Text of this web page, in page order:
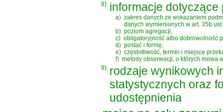
8) informacje
a) zakres danych ze wskazaniem
danych wymienionych w art. 35b
b) poziom agregacji,
c) obligatoryjność albo dobrowolność
d) postać i formę,
e) częstotliwość, termin i miejsce
f) metody obserwacji, o których mowa
9) rodzaje wynikowych
statystycznych oraz
udostępnienia